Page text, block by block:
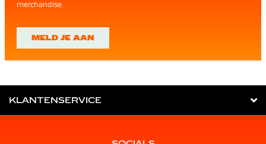
merchandise.
MELD JE AAN
KLANTENSERVICE